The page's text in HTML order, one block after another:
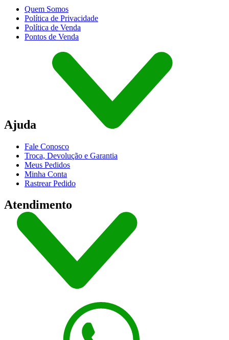
Quem Somos
Política de Privacidade
Política de Venda
Pontos de Venda
Ajuda
Fale Conosco
Troca, Devolução e Garantia
Meus Pedidos
Minha Conta
Rastrear Pedido
Atendimento